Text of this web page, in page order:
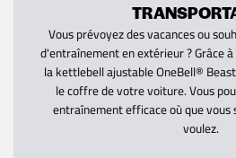
Vous prévoyez des vacances ou
d'entraînement en extérieur ? Grâce
la kettlebell ajustable OneBell®
le coffre de votre voiture. Vous
entraînement efficace où que vous
voulez.